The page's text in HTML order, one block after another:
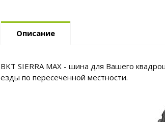
Описание
BKT SIERRA MAX - шина для Вашего
езды по пересеченной местности.